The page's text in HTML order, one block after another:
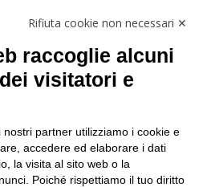
Linkedin
e spedizione pacchi nelle
città italiane
|Bologna|Firenze| Genova
|Varese
Rifiuta cookie non necessari ✕
raccoglie alcuni
visitatori e
partner utilizziamo i cookie e
accedere ed elaborare i dati
la visita al sito web o la
Poiché rispettiamo il tuo diritto